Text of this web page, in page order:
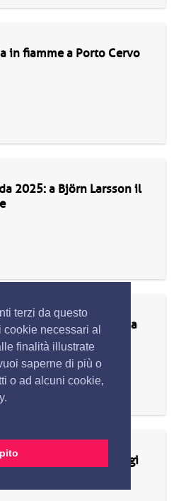
terzi da questo
necessari al
finalità illustrate
saperne di più o
o ad alcuni cookie,
in fiamme a Porto Cervo
2025: a Björn Larsson il
della villa di Gianluca
con il concerto di Luigi